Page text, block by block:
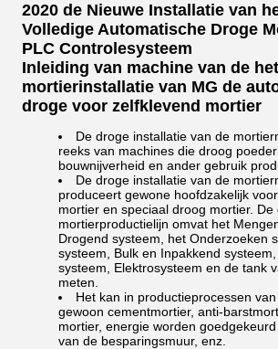
2020 de Nieuwe Installatie van
Volledige Automatische Droge
PLC Controlesysteem
Inleiding van machine van de het
mortierinstallatie van MG de
droge voor zelfklevend mortier
De droge installatie van de
reeks van machines die droog
bouwnijverheid en ander gebruik
De droge installatie van de
produceert gewone hoofdzakelijk
mortier en speciaal droog mortier. De
mortierproductielijn omvat het
Drogend systeem, het Onderzoeken
systeem, Bulk en Inpakkend
systeem, Elektrosysteem en de tank
meten.
Het kan in productieprocessen
gewoon cementmortier, anti-
mortier, energie worden
van de besparingsmuur, enz.